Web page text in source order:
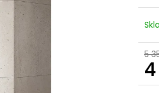
5
VARIO SPRCHOVÁ ZÁSTĚNA 1000 MM